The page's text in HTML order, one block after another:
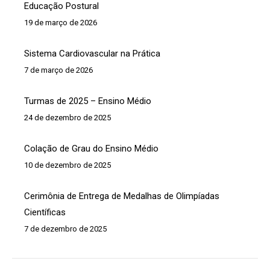
Educação Postural
19 de março de 2026
Sistema Cardiovascular na Prática
7 de março de 2026
Turmas de 2025 – Ensino Médio
24 de dezembro de 2025
Colação de Grau do Ensino Médio
10 de dezembro de 2025
Cerimônia de Entrega de Medalhas de Olimpíadas
Científicas
7 de dezembro de 2025